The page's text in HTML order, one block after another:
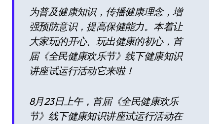
为普及健康知识，传播健康理念，增
强预防意识，提高保健能力。本着让
大家玩的开心、玩出健康的初心，首
届《全民健康欢乐节》线下健康知识
讲座试运行活动它来啦！
8月23日上午，首届《全民健康欢乐
节》线下健康知识讲座试运行活动在